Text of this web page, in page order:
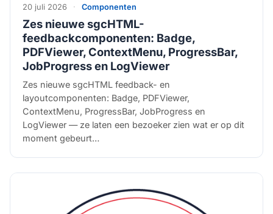
20 juli 2026 · Componenten
Zes nieuwe sgcHTML-
feedbackcomponenten: Badge,
PDFViewer, ContextMenu, ProgressBar,
JobProgress en LogViewer
Zes nieuwe sgcHTML feedback- en
layoutcomponenten: Badge, PDFViewer,
ContextMenu, ProgressBar, JobProgress en
LogViewer — ze laten een bezoeker zien wat er op dit
moment gebeurt…